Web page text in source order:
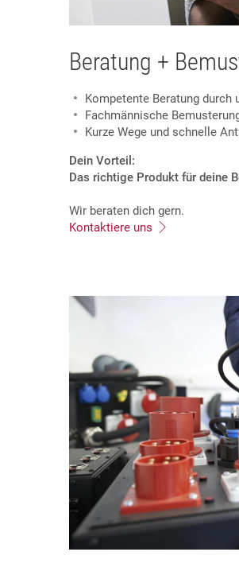
Beratung +
Kompetente Beratung
Fachmännische
Kurze Wege und schnelle
Dein Vorteil:
Das richtige Produkt für deine
Wir beraten dich gern.
Kontaktiere uns